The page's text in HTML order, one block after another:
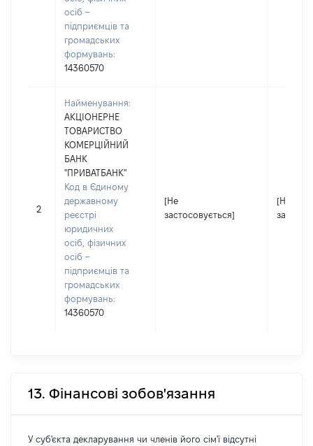
осіб –
підприємців та
громадських
формувань:
14360570
2
Найменування:
АКЦІОНЕРНЕ
ТОВАРИСТВО
КОМЕРЦІЙНИЙ
БАНК
"ПРИВАТБАНК"
Код в Єдиному
державному
реєстрі
юридичних
осіб, фізичних
осіб –
підприємців та
громадських
формувань:
14360570
[Не
застосовується]
[Не
13. Фінансові зобов'язання
У суб'єкта декларування чи членів його сім'ї відсутні